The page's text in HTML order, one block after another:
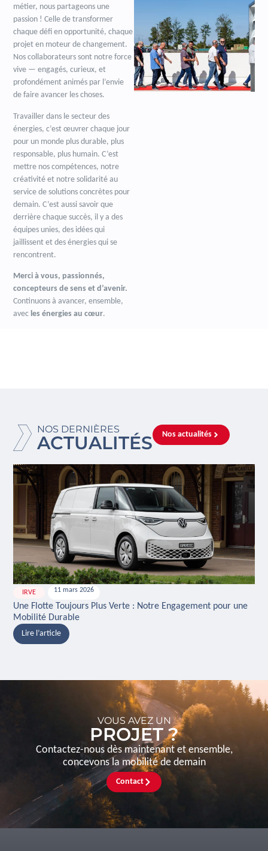
métier, nous partageons une
passion ! Celle de transformer
chaque défi en opportunité, chaque
projet en moteur de changement.
Nos collaborateurs sont notre force
vive — engagés, curieux, et
profondément animés par l’envie
de faire avancer les choses.
Travailler dans le secteur des
énergies, c’est œuvrer chaque jour
pour un monde plus durable, plus
responsable, plus humain. C’est
mettre nos compétences, notre
créativité et notre solidarité au
service de solutions concrètes pour
demain. C’est aussi savoir que
derrière chaque succès, il y a des
équipes unies, des idées qui
jaillissent et des énergies qui se
rencontrent.
Merci à vous, passionnés,
concepteurs de sens et d’avenir.
Continuons à avancer, ensemble,
avec les énergies au cœur.
NOS DERNIÈRES
ACTUALITÉS Nos actualités
IRVE 11 mars 2026
Une Flotte Toujours Plus Verte : Notre Engagement pour une
Mobilité Durable
Lire l’article
VOUS AVEZ UN
PROJET ?
Contactez-nous dès maintenant et ensemble,
concevons la mobilité de demain
Contact